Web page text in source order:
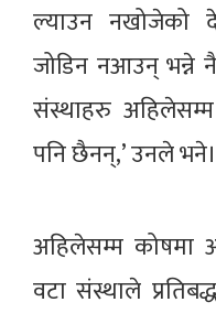
ल्याउन नखोजेको
जोडिन नआउन् भन्ने
संस्थाहरु
पनि छैनन्,’ उनले भने।
अहिलेसम्म कोषमा
वटा संस्थाले